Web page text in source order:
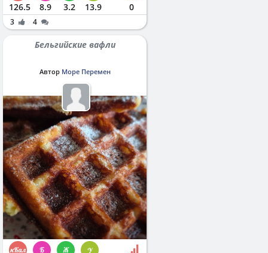
126.5 8.9 3.2 13.9 0
3 4
Бельгийские вафли
Автор Море Перемен